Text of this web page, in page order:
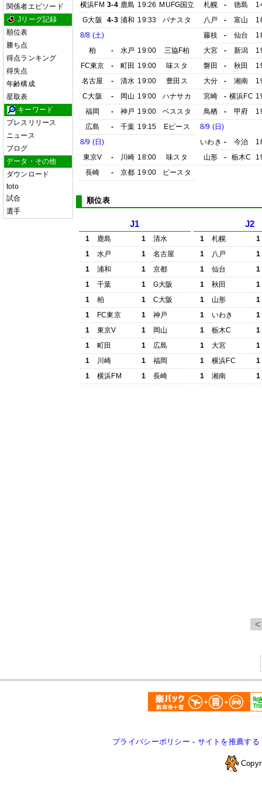
関係者エピソード
Jリーグ記録
順位表
勝ち点
得点ランキング
得失点
年齢構成
星取表
キーワード
プレスリリース
ニュース
ブログ
データ・その他
ダウンロード
toto
試合
選手
横浜FM 3-4 鹿島 19:26 MUFG国立
G大阪
4-3 浦和 19:33
パナスタ
8/8 (土)
柏
- 水戸 19:00
三協F柏
FC東京
- 町田 19:00
味スタ
名古屋
- 清水 19:00
豊田ス
C大阪
- 岡山 19:00
ハナサカ
福岡
- 神戸 19:00
ベススタ
広島
- 千葉 19:15
Eピース
8/9 (日)
東京V
- 川崎 18:00
味スタ
長崎
- 京都 19:00 ピースタ
札幌
- 徳島
八戸
- 富山
藤枝
- 仙台
大宮
- 新潟
磐田
- 秋田
大分
- 湘南
宮崎
- 横浜FC
鳥栖
- 甲府
8/9 (日)
いわき - 今治
山形
- 栃木C
順位表
J1
1 鹿島 1
清水
1
水戸 1
名古屋
1
浦和 1
京都
1
千葉 1
G大阪
1
柏 1
C大阪
1
FC東京 1
神戸
1
東京V 1
岡山
1
町田 1
広島
1
川崎 1
福岡
1
横浜FM 1 長崎
J2
1 札幌
1
1
八戸
1
1
仙台
1
1
秋田
1
1
山形
1
1
いわき
1
1
栃木C
1
1
大宮
1
1
横浜FC
1
1
湘南 1
プライバシーポリシー - サイトを推薦する